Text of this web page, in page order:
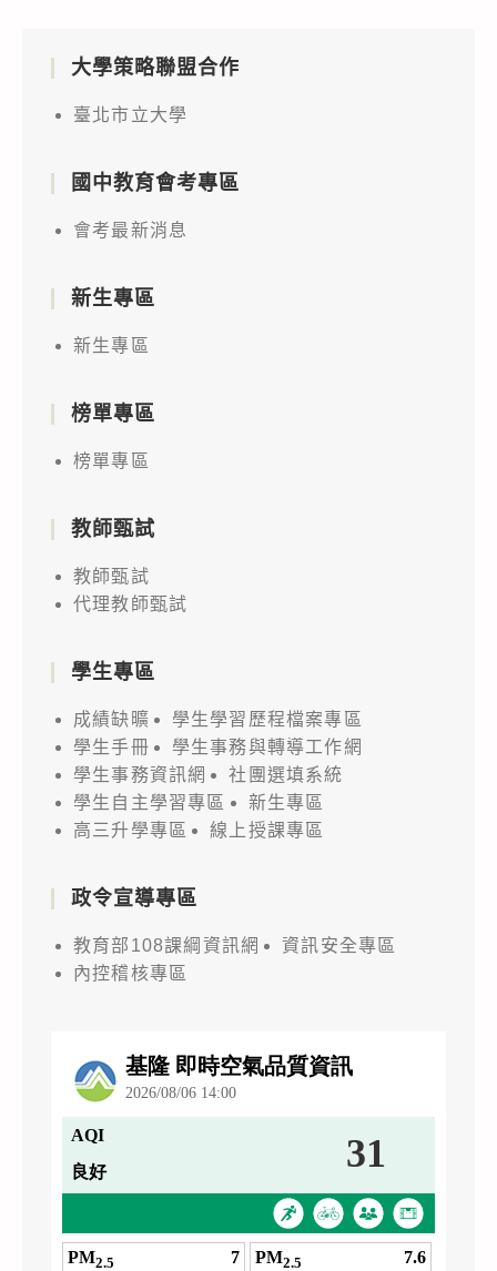
大學策略聯盟合作
臺北市立大學
國中教育會考專區
會考最新消息
新生專區
新生專區
榜單專區
榜單專區
教師甄試
教師甄試
代理教師甄試
學生專區
成績缺曠
學生學習歷程檔案專區
學生手冊
學生事務與轉導工作網
學生事務資訊網
社團選填系統
學生自主學習專區
新生專區
高三升學專區
線上授課專區
政令宣導專區
教育部108課綱資訊網
資訊安全專區
內控稽核專區